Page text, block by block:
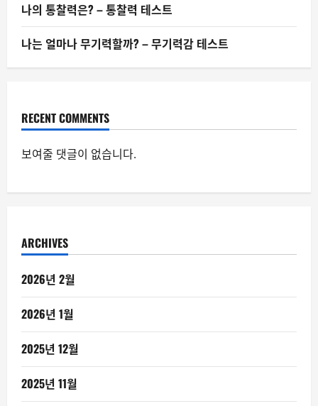
나의 통찰력은? – 통찰력 테스트
나는 얼마나 무기력할까? – 무기력감 테스트
RECENT COMMENTS
보여줄 댓글이 없습니다.
ARCHIVES
2026년 2월
2026년 1월
2025년 12월
2025년 11월